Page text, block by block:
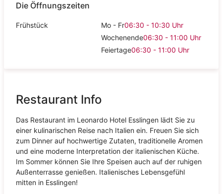
Die Öffnungszeiten
Frühstück Mo - Fr06:30 - 10:30 Uhr
Wochenende06:30 - 11:00 Uhr
Feiertage06:30 - 11:00 Uhr
Restaurant Info
Das Restaurant im Leonardo Hotel Esslingen lädt Sie zu
einer kulinarischen Reise nach Italien ein. Freuen Sie sich
zum Dinner auf hochwertige Zutaten, traditionelle Aromen
und eine moderne Interpretation der italienischen Küche.
Im Sommer können Sie Ihre Speisen auch auf der ruhigen
Außenterrasse genießen. Italienisches Lebensgefühl
mitten in Esslingen!